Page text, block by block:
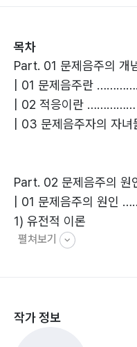
목차
Part. 01 문제음주의
| 01 문제음주란
| 02 적응이란 ……………
| 03 문제음주자의 자
Part. 02 문제음주의
| 01 문제음주의 원
1) 유전적 이론
2) 정신역동 이론
Part. 03 문제음주 부모
펼쳐보기
작가 정보